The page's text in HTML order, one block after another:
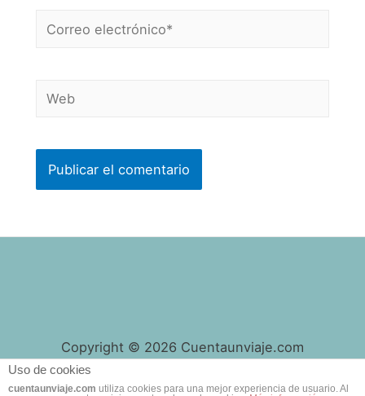
Correo
Web
Copyright © 2026 Cuentaunviaje.com
Uso de cookies
cuentaunviaje.com utiliza cookies para una mejor experiencia de usuario. Al